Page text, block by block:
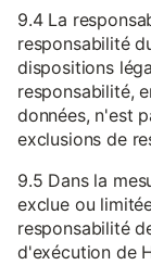
9.4 La
responsabilité
dispositions
responsabilité,
données, n'est
exclusions de
9.5 Dans la
exclue ou
responsabilité
d'exécution de